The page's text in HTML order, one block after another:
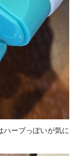
ハーブっぽいが気に